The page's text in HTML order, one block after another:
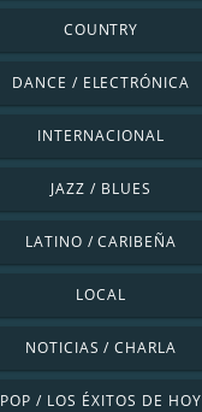
COUNTRY
DANCE / ELECTRÓNICA
INTERNACIONAL
JAZZ / BLUES
LATINO / CARIBEÑA
LOCAL
NOTICIAS / CHARLA
POP / LOS ÉXITOS DE HOY